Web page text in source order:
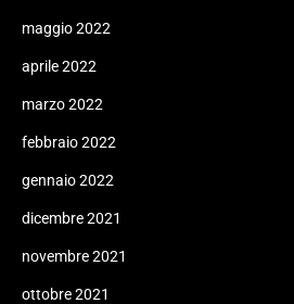
maggio 2022
aprile 2022
marzo 2022
febbraio 2022
gennaio 2022
dicembre 2021
novembre 2021
ottobre 2021